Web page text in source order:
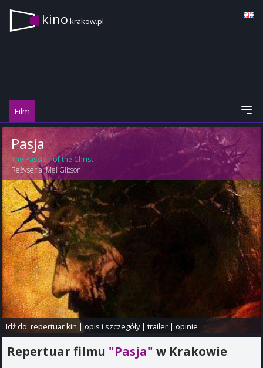
kino.krakow.pl
Film
Pasja
The Passion of the Christ
Reżyseria:Mel Gibson
Idź do:repertuar kin |opis i szczegóły|trailer |opinie
Repertuar filmu "Pasja" w Krakowie